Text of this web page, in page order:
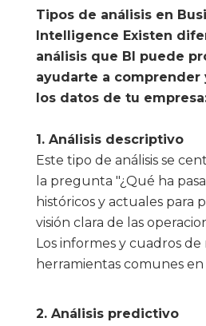
Tipos de análisis en
Intelligence Existen
análisis que BI puede
ayudarte a comprender
los datos de tu
1. Análisis descriptivo
Este tipo de análisis se
la pregunta "¿Qué ha
históricos y actuales para
visión clara de las
Los informes y cuadros de
herramientas comunes
2. Análisis predictivo